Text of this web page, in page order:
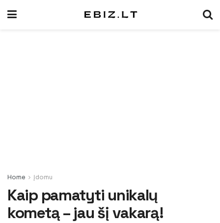
Home Įdomu
Kaip pamatyti unikalų
kometą – jau šį vakarą!